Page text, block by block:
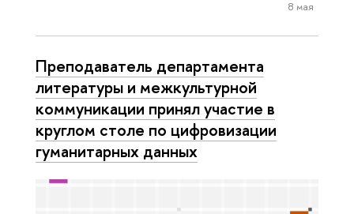
8 мая
Преподаватель департамента
литературы и межкультурной
коммуникации принял участие в
круглом столе по цифровизации
гуманитарных данных